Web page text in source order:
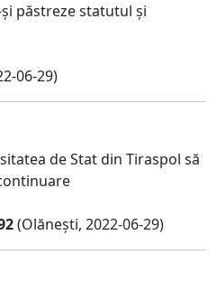
păstreze statutul și
06-29)
de Stat din Tiraspol să
(Olănești, 2022-06-29)